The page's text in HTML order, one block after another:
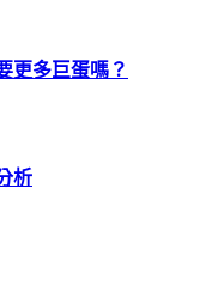
更多巨蛋嗎？
析